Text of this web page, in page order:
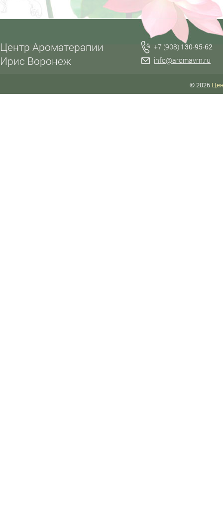
Центр Ароматерапии
Ирис Воронеж
+7 (908) 130-95-62
info@aromavrn.ru
© 2026